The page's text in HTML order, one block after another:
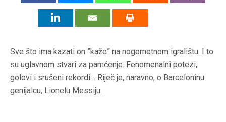
Sve što ima kazati on ”kaže” na nogometnom igralištu. I to
su uglavnom stvari za pamćenje. Fenomenalni potezi,
golovi i srušeni rekordi… Riječ je, naravno, o Barceloninu
genijalcu, Lionelu Messiju.